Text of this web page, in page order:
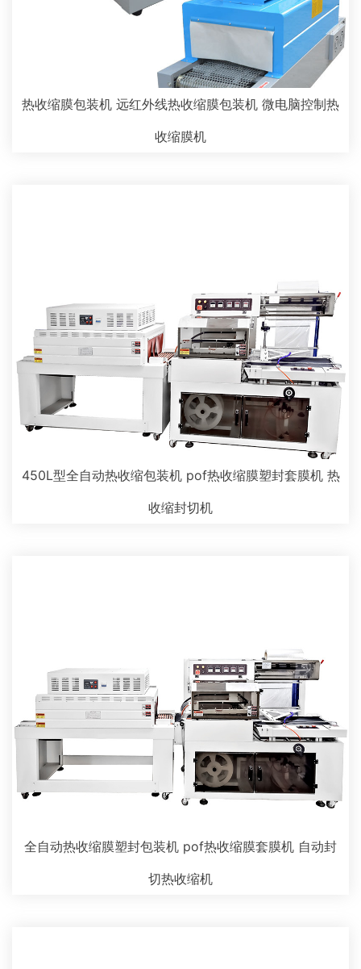
热收缩膜包装机 远红外线热收缩膜包装机 微电脑控制热
收缩膜机
450L型全自动热收缩包装机 pof热收缩膜塑封套膜机 热
收缩封切机
全自动热收缩膜塑封包装机 pof热收缩膜套膜机 自动封
切热收缩机